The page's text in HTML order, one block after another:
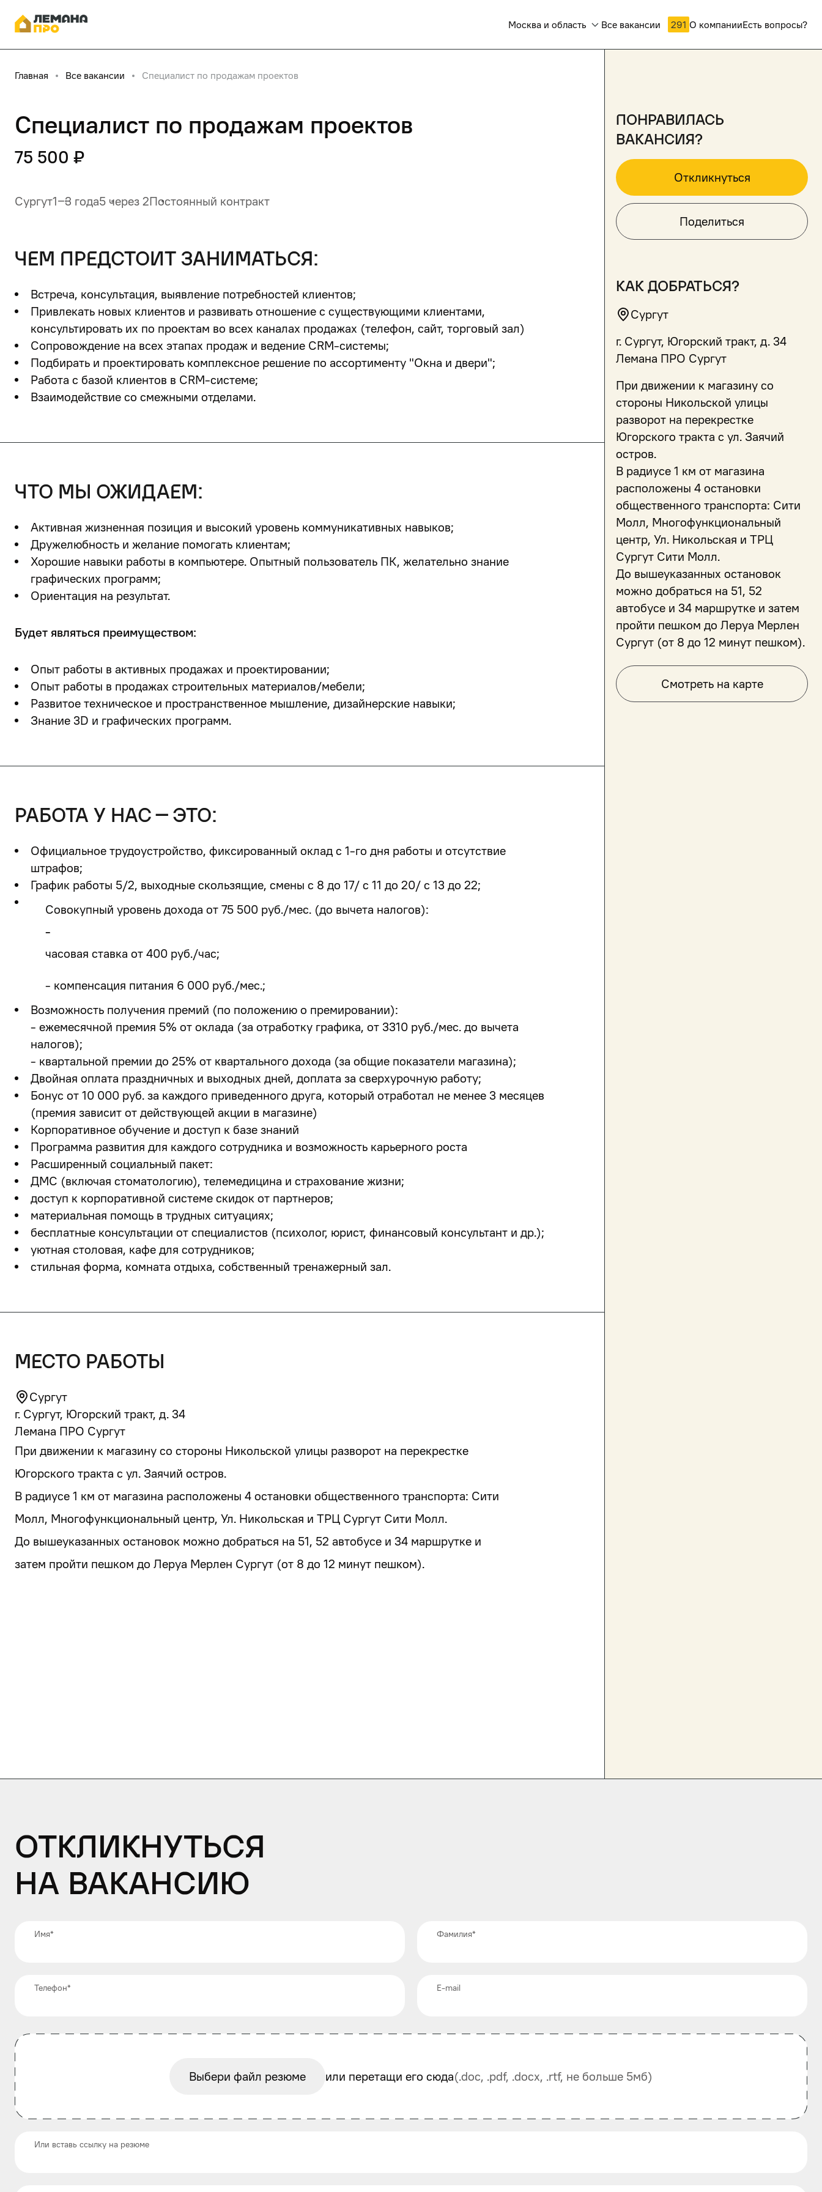
Москва и область Все вакансии 291 О компанииЕсть вопросы?
Главная Все вакансии Специалист по продажам проектов
Специалист по продажам проектов
75 500 ₽
Сургут1‒3 года5 через 2Постоянный контракт
чем предстоит заниматься:
Встреча, консультация, выявление потребностей клиентов;
Привлекать новых клиентов и развивать отношение с существующими клиентами,
консультировать их по проектам во всех каналах продажах (телефон, сайт, торговый зал)
Сопровождение на всех этапах продаж и ведение СRМ-системы;
Подбирать и проектировать комплексное решение по ассортименту "Окна и двери";
Работа с базой клиентов в СRМ-системе;
Взаимодействие со смежными отделами.
что мы ожидаем:
Активная жизненная позиция и высокий уровень коммуникативных навыков;
Дружелюбность и желание помогать клиентам;
Хорошие навыки работы в компьютере. Опытный пользователь ПК, желательно знание
графических программ;
Ориентация на результат.
Будет являться преимуществом:
Опыт работы в активных продажах и проектировании;
Опыт работы в продажах строительных материалов/мебели;
Развитое техническое и пространственное мышление, дизайнерские навыки;
Знание 3D и графических программ.
работа у нас – это:
Официальное трудоустройство, фиксированный оклад с 1-го дня работы и отсутствие
штрафов;
График работы 5/2, выходные скользящие, смены с 8 до 17/ с 11 до 20/ с 13 до 22;
Совокупный уровень дохода от 75 500 руб./мес. (до вычета налогов):
-
часовая ставка от 400 руб./час;
- компенсация питания 6 000 руб./мес.;
Возможность получения премий (по положению о премировании):
- ежемесячной премия 5% от оклада (за отработку графика, от 3310 руб./мес. до вычета
налогов);
- квартальной премии до 25% от квартального дохода (за общие показатели магазина);
Двойная оплата праздничных и выходных дней, доплата за сверхурочную работу;
Бонус от 10 000 руб. за каждого приведенного друга, который отработал не менее 3 месяцев
(премия зависит от действующей акции в магазине)
Корпоративное обучение и доступ к базе знаний
Программа развития для каждого сотрудника и возможность карьерного роста
Расширенный социальный пакет:
ДМС (включая стоматологию), телемедицина и страхование жизни;
доступ к корпоративной системе скидок от партнеров;
материальная помощь в трудных ситуациях;
бесплатные консультации от специалистов (психолог, юрист, финансовый консультант и др.);
уютная столовая, кафе для сотрудников;
стильная форма, комната отдыха, собственный тренажерный зал.
место работы
Сургут
г. Сургут, Югорский тракт, д. 34
Лемана ПРО Сургут
При движении к магазину со стороны Никольской улицы разворот на перекрестке
Югорского тракта с ул. Заячий остров.
В радиусе 1 км от магазина расположены 4 остановки общественного транспорта: Сити
Молл, Многофункциональный центр, Ул. Никольская и ТРЦ Сургут Сити Молл.
До вышеуказанных остановок можно добраться на 51, 52 автобусе и 34 маршрутке и
понравилась
вакансия?
Откликнуться
Поделиться
как добраться?
Сургут
г. Сургут, Югорский тракт, д. 34
Лемана ПРО Сургут
При движении к магазину со
стороны Никольской улицы
разворот на перекрестке
Югорского тракта с ул. Заячий
остров.
В радиусе 1 км от магазина
расположены 4 остановки
общественного транспорта: Сити
Молл, Многофункциональный
центр, Ул. Никольская и ТРЦ
Сургут Сити Молл.
До вышеуказанных остановок
можно добраться на 51, 52
автобусе и 34 маршрутке и затем
пройти пешком до Леруа Мерлен
Смотреть на карте
Откликнуться
на вакансию
Имя* Фамилия*
Телефон* E-mail
Выбери файл резюме или перетащи его сюда(.doc, .pdf, .docx, .rtf, не больше 5мб)
Или вставь ссылку на резюме